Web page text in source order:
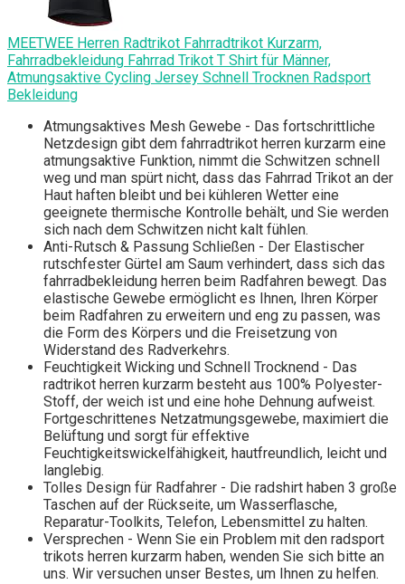
MEETWEE Herren Radtrikot Fahrradtrikot Kurzarm,
Fahrradbekleidung Fahrrad Trikot T Shirt für Männer,
Atmungsaktive Cycling Jersey Schnell Trocknen Radsport
Bekleidung
Atmungsaktives Mesh Gewebe - Das fortschrittliche
Netzdesign gibt dem fahrradtrikot herren kurzarm eine
atmungsaktive Funktion, nimmt die Schwitzen schnell
weg und man spürt nicht, dass das Fahrrad Trikot an der
Haut haften bleibt und bei kühleren Wetter eine
geeignete thermische Kontrolle behält, und Sie werden
sich nach dem Schwitzen nicht kalt fühlen.
Anti-Rutsch & Passung Schließen - Der Elastischer
rutschfester Gürtel am Saum verhindert, dass sich das
fahrradbekleidung herren beim Radfahren bewegt. Das
elastische Gewebe ermöglicht es Ihnen, Ihren Körper
beim Radfahren zu erweitern und eng zu passen, was
die Form des Körpers und die Freisetzung von
Widerstand des Radverkehrs.
Feuchtigkeit Wicking und Schnell Trocknend - Das
radtrikot herren kurzarm besteht aus 100% Polyester-
Stoff, der weich ist und eine hohe Dehnung aufweist.
Fortgeschrittenes Netzatmungsgewebe, maximiert die
Belüftung und sorgt für effektive
Feuchtigkeitswickelfähigkeit, hautfreundlich, leicht und
langlebig.
Tolles Design für Radfahrer - Die radshirt haben 3 große
Taschen auf der Rückseite, um Wasserflasche,
Reparatur-Toolkits, Telefon, Lebensmittel zu halten.
Versprechen - Wenn Sie ein Problem mit den radsport
trikots herren kurzarm haben, wenden Sie sich bitte an
uns. Wir versuchen unser Bestes, um Ihnen zu helfen.